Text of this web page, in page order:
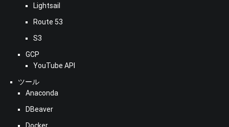
Lightsail
Route 53
S3
GCP
YouTube API
ツール
Anaconda
DBeaver